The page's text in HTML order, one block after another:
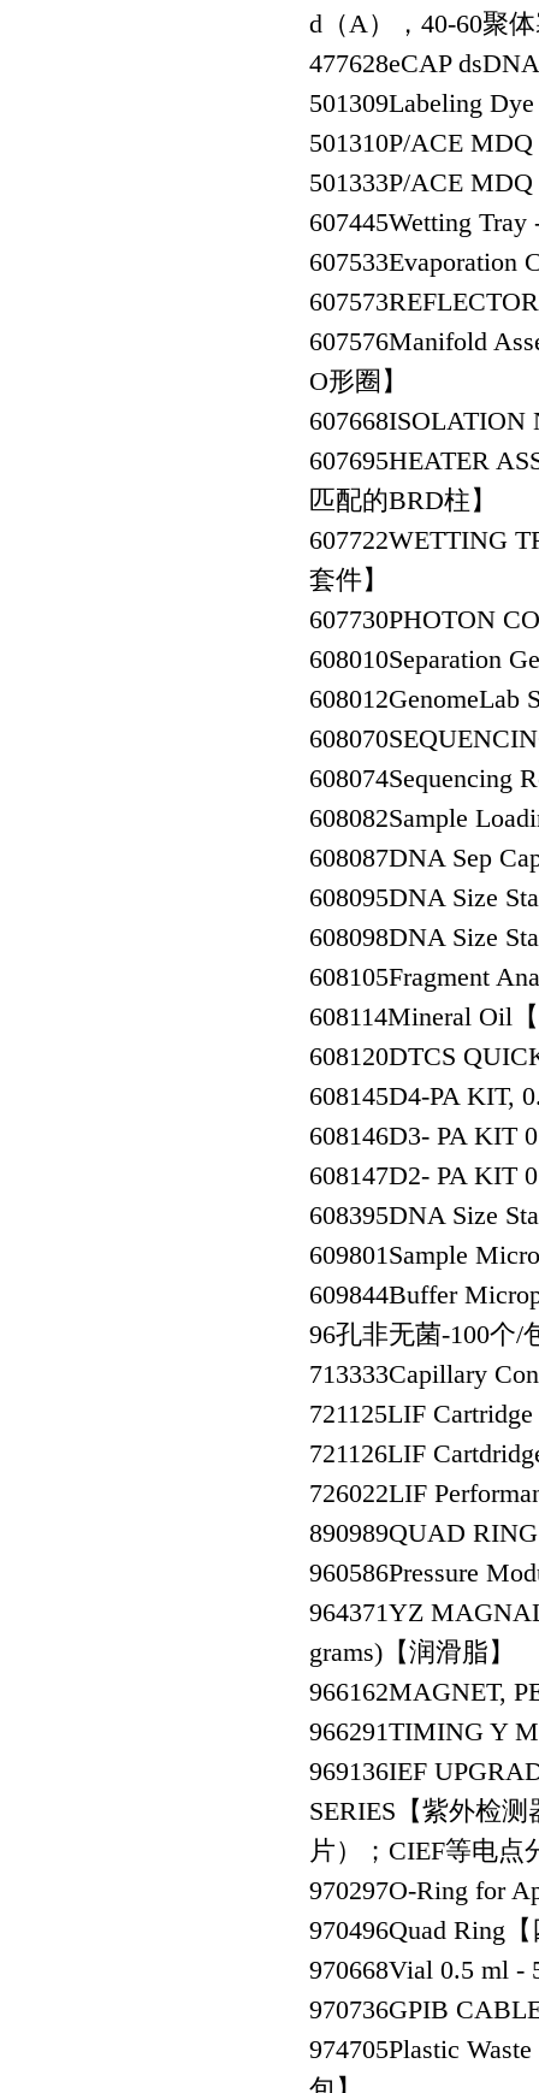
d（A），40-60聚
477628eCAP
501309Labeling
501310P/ACE
501333P/ACE
607445Wetting
607533Evaporation
607573
607576Manifold
O形圈】
607668ISOLATION
607695HEATER
匹配的BRD柱】
607722WETTING
套件】
607730PHOTON
608010Separation
608012GenomeLab
608070
608074Sequencing
608082Sample
608087DNA Sep
608095DNA Size
608098DNA Size
608105Fragment
608114Mineral Oil
608120DTCS
608145D4-PA KIT,
608146D3- PA KIT
608147D2- PA KIT
608395DNA Size
609801Sample
609844Buffer
96孔非无菌-100个/
713333Capillary
721125LIF
721126LIF
726022LIF
890989QUAD
960586Pressure
964371YZ
grams)【润滑脂】
966162MAGNET,
966291TIMING Y
969136IEF
SERIES【紫外检
片）；CIEF等电点
970297O-Ring for
970496Quad Ring
970668Vial 0.5 ml -
970736GPIB
974705Plastic